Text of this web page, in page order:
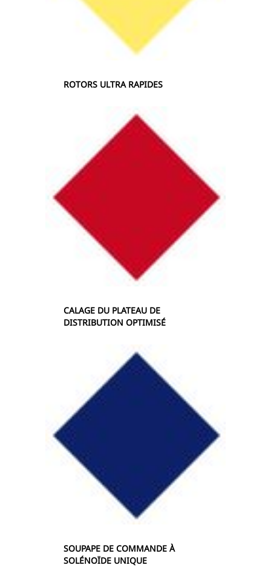
ROTORS ULTRA RAPIDES
CALAGE DU PLATEAU DE
DISTRIBUTION OPTIMISÉ
SOUPAPE DE COMMANDE À
SOLÉNOÏDE UNIQUE